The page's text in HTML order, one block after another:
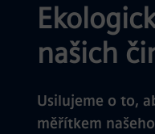
našich
Usilujeme o to,
měřítkem